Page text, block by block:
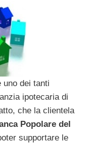
uno dei tanti
ipotecaria di
che la clientela
Popolare del
supportare le